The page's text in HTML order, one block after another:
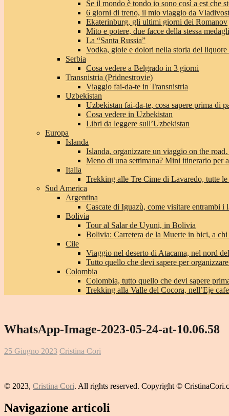
Se il mondo è tondo io sono così a est che
6 giorni di treno, il mio viaggio da
Ekaterinburg, gli ultimi giorni dei Romanov
Mito e potere, due facce della stessa
La “Santa Russia”
Vodka, gioie e dolori nella storia del liquore
Serbia
Cosa vedere a Belgrado in 3 giorni
Transnistria (Pridnestrovie)
Viaggio fai-da-te in Transnistria
Uzbekistan
Uzbekistan fai-da-te, cosa sapere prima di
Cosa vedere in Uzbekistan
Libri da leggere sull’Uzbekistan
Europa
Islanda
Islanda, organizzare un viaggio on the
Meno di una settimana? Mini itinerario per
Italia
Trekking alle Tre Cime di Lavaredo, tutte
Sud America
Argentina
Cascate di Iguazù, come visitare entrambi i
Bolivia
Tour al Salar de Uyuni, in Bolivia
Bolivia: Carretera de la Muerte in bici, a
Cile
Viaggio nel deserto di Atacama, nel nord
Tutto quello che devi sapere per
Colombia
Colombia, tutto quello che devi sapere
Trekking alla Valle del Cocora, nell’Eje
WhatsApp-Image-2023-05-24-at-10.06.58
25 Giugno 2023 Cristina Cori
© 2023, Cristina Cori. All rights reserved. Copyright ©
Navigazione articoli